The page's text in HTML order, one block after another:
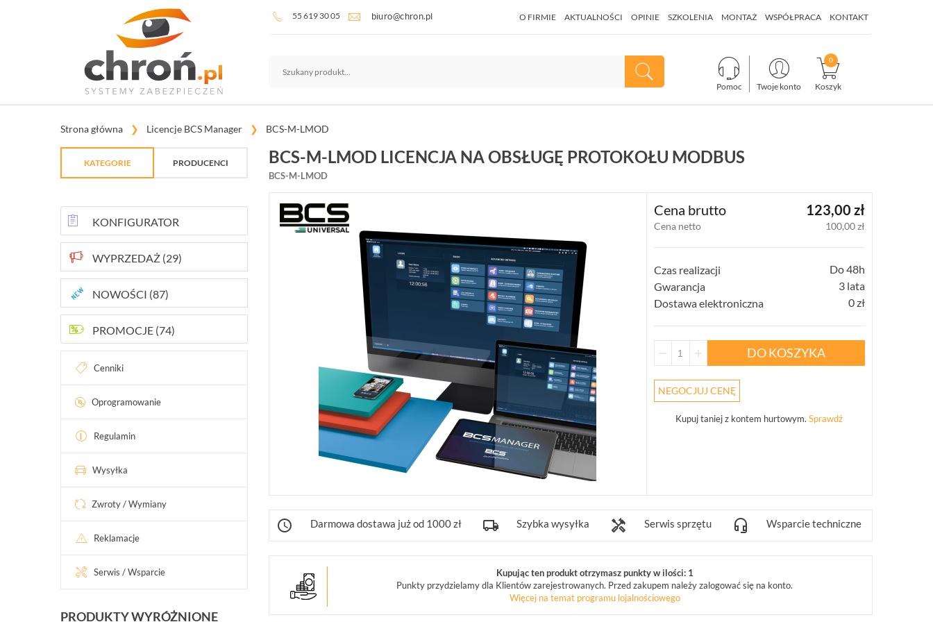
55 619 30 05 O FIRMIE AKTUALNOŚCI OPINIE SZKOLENIA MONTAŻ WSPÓŁPRACA KONTAKT
Pomoc Twoje konto Koszyk
Strona główna Licencje BCS Manager BCS-M-LMOD
KATEGORIE PRODUCENCI
SYSTEMY ALARMOWE
SYSTEMY PPOŻ
WIDEODOMOFONY I DOMOFONY
KONTROLA DOSTĘPU
ZASILANIE, TRANSMISJA, UPS-Y
AKCESORIA
KONFIGURATOR
WYPRZEDAŻ (29)
NOWOŚCI (87)
PROMOCJE (74)
Cenniki
Oprogramowanie
Regulamin
Wysyłka
Zwroty / Wymiany
Reklamacje
Serwis / Wsparcie
PRODUKTY WYRÓŻNIONE
BCS-M-LMOD LICENCJA NA OBSŁUGĘ PROTOKOŁU MODBUS
BCS-M-LMOD
Cena brutto 123,00 zł
Cena netto 100,00 zł
Czas realizacji
Do 48h
Gwarancja
3 lata
Dostawa elektroniczna
0 zł
DO KOSZYKA
NEGOCJUJ CENĘ
Kupuj taniej z kontem hurtowym.Sprawdź
Darmowa dostawa już od 1000 zł Szybka wysyłka Serwis sprzętu Wsparcie techniczne
Kupując ten produkt otrzymasz punkty w ilości: 1
Punkty przydzielamy dla Klientów zarejestrowanych. Przed zakupem należy zalogować się na konto.
Więcej na temat programu lojalnościowego